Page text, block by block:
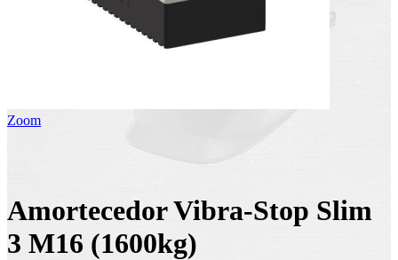
Zoom
Amortecedor Vibra-Stop Slim
3 M16 (1600kg)